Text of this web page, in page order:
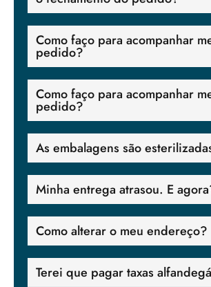
Como faço para acompanhar
pedido?
Como faço para acompanhar
pedido?
As embalagens são
Minha entrega atrasou. E
Como alterar o meu endereço?
Terei que pagar taxas